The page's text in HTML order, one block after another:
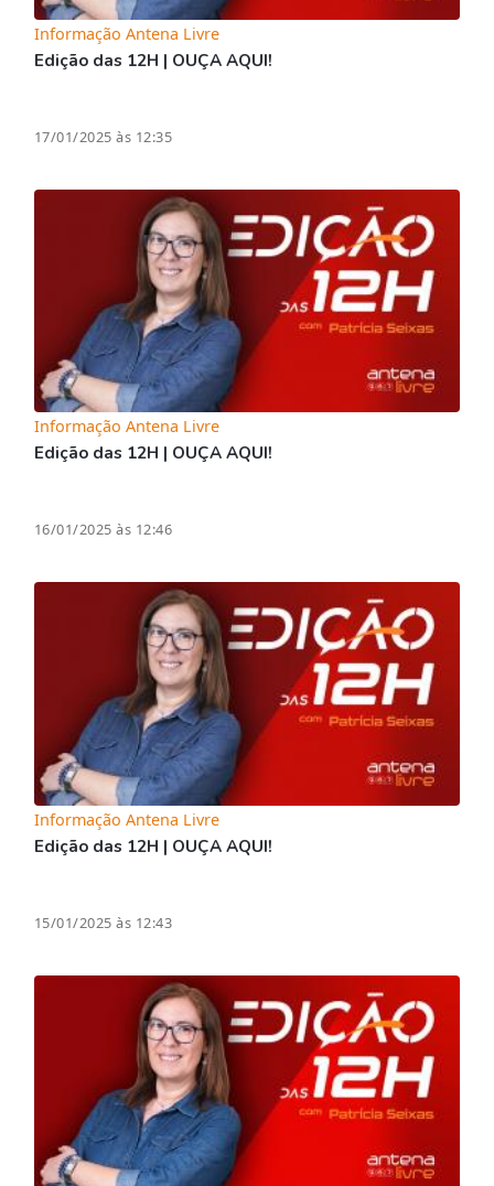
Informação Antena Livre
Edição das 12H | OUÇA AQUI!
17/01/2025 às 12:35
Informação Antena Livre
Edição das 12H | OUÇA AQUI!
16/01/2025 às 12:46
Informação Antena Livre
Edição das 12H | OUÇA AQUI!
15/01/2025 às 12:43